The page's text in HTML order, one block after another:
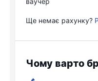
Ще немає рахунку?
Чому варто